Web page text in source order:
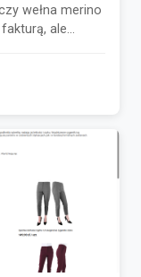
wełna merino
ale...